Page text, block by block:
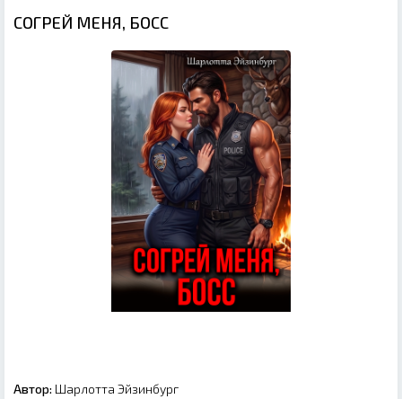
СОГРЕЙ МЕНЯ, БОСС
Автор: Шарлотта Эйзинбург